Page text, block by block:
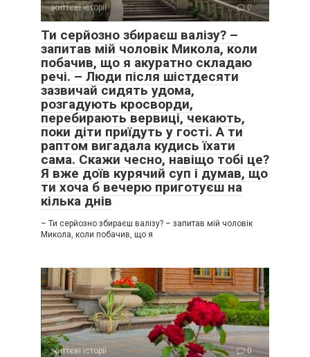
життєві історії 0
Ти серйозно збираєш валізу? –
запитав мій чоловік Микола, коли
побачив, що я акуратно складаю
речі. – Люди після шістдесяти
зазвичай сидять удома,
розгадують кросворди,
перебирають вервиці, чекають,
поки діти приїдуть у гості. А ти
раптом вигадала кудись їхати
сама. Скажи чесно, навіщо тобі це?
Я вже доїв курячий суп і думав, що
ти хоча б вечерю приготуєш на
кілька днів
– Ти серйозно збираєш валізу? – запитав мій чоловік
Микола, коли побачив, що я
життєві історії 0